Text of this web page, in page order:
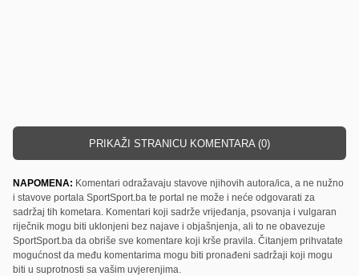
PRIKAŽI STRANICU KOMENTARA (0)
NAPOMENA: Komentari odražavaju stavove njihovih autora/ica, a ne nužno
i stavove portala SportSport.ba te portal ne može i neće odgovarati za
sadržaj tih kometara. Komentari koji sadrže vrijeđanja, psovanja i vulgaran
riječnik mogu biti uklonjeni bez najave i objašnjenja, ali to ne obavezuje
SportSport.ba da obriše sve komentare koji krše pravila. Čitanjem prihvatate
mogućnost da među komentarima mogu biti pronađeni sadržaji koji mogu
biti u suprotnosti sa vašim uvjerenjima.